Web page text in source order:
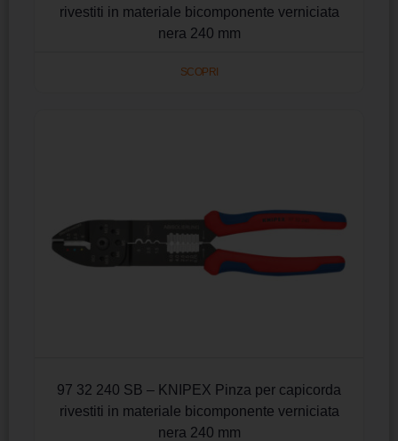
rivestiti in materiale bicomponente verniciata
nera 240 mm
SCOPRI
97 32 240 SB – KNIPEX Pinza per capicorda
rivestiti in materiale bicomponente verniciata
nera 240 mm